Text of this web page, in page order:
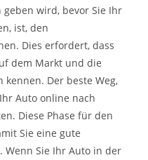
geben wird, bevor Sie Ihr
ist, den
Dies erfordert, dass
dem Markt und die
kennen. Der beste Weg,
Auto online nach
Diese Phase für den
Sie eine gute
Wenn Sie Ihr Auto in der